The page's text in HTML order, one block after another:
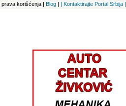
prava korišćenja | Blog | | Kontaktirajte Portal Srbija |